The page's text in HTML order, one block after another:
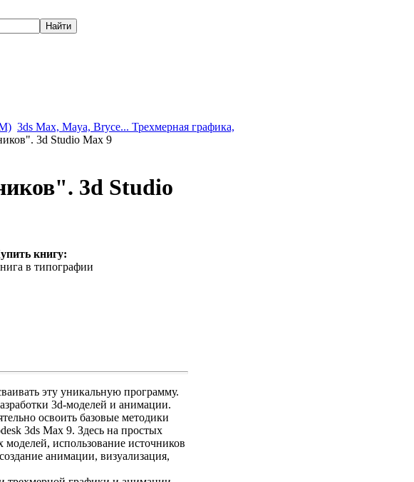
3ds Max, Maya, Bryce... Трехмерная графика,
3d Studio Max 9
3d Studio
книгу:
в типографии
эту уникальную программу.
3d-моделей и анимации.
освоить базовые методики
3ds Max 9. Здесь на простых
использование источников
анимации, визуализация,